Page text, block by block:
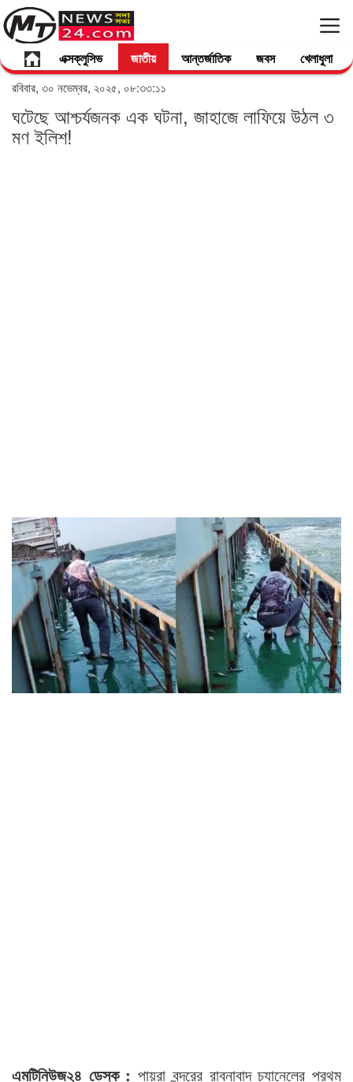
এক্সক্লুসিভ জাতীয় আন্তর্জাতিক জবস খেলাধুলা
রবিবার, ৩০ নভেম্বর, ২০২৫, ০৮:৩৩:১১
ঘটেছে আশ্চর্যজনক এক ঘটনা, জাহাজে লাফিয়ে উঠল ৩
মণ ইলিশ!
এমটিনিউজ২৪ ডেস্ক :পায়রা বন্দরের রাবনাবাদ চ্যানেলের প্রথম